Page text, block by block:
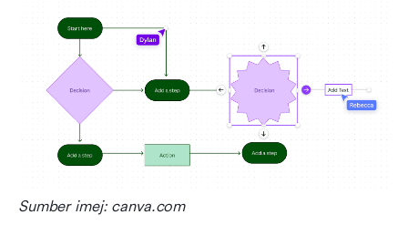
Sumber imej: canva.com